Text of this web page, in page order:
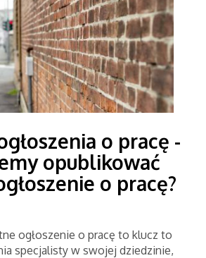
o pracę -
opublikować
o pracę?
ogłoszenie o pracę to klucz to
specjalisty w swojej dziedzinie,